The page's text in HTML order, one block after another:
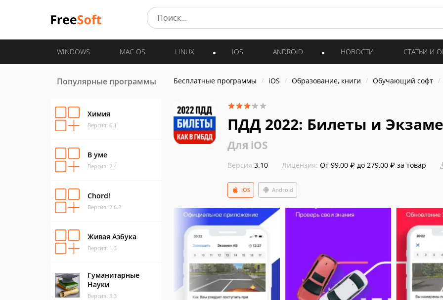
WINDOWS MAC OS LINUX IOS ANDROID НОВОСТИ СТАТЬИ И
Популярные программы
Химия
Версия: 6.1
В уме
Версия: 2.4
Chord!
Версия: 2.6.2
Живая Азбука
Версия: 1.3
Гуманитарные
Науки
Версия: 3.3
Бесплатные программы iOS Образование, книги Обучающий софт
ПДД 2022: Билеты и
Для iOS
Версия:3.10 Лицензия: От 99,00 ₽ до 279,00 ₽ за товар
Android
iOS